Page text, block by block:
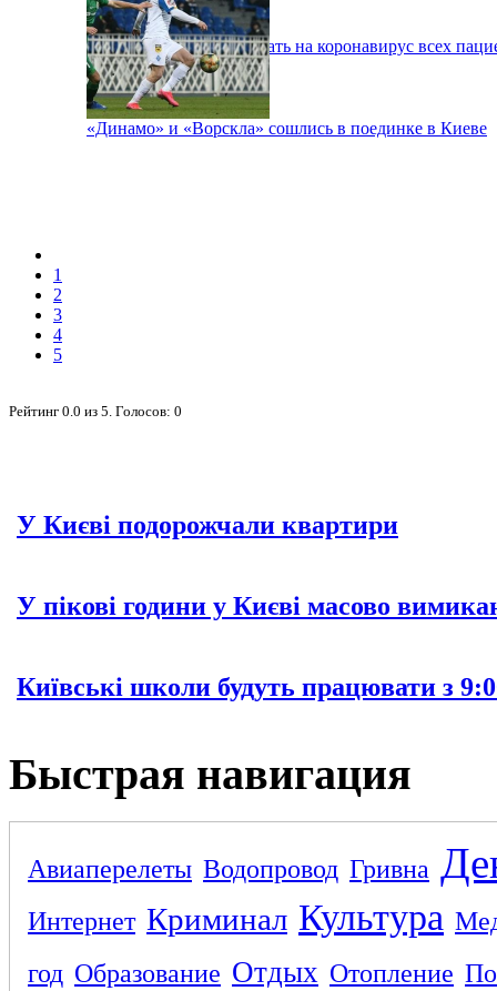
В Киеве будут тестировать на коронавирус всех
«Динамо» и «Ворскла» сошлись в поединке в Киеве
1
2
3
4
5
Рейтинг 0.0 из 5. Голосов: 0
У Києві подорожчали квартири
У пікові години у Києві масово
Київські школи будуть працювати з
Быстрая навигация
Авиаперелеты Водопровод Гривна
Интернет Криминал Культура
год Образование Отдых Отопление